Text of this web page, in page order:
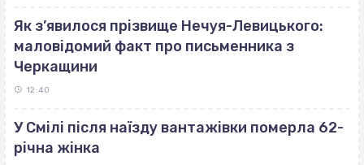
Як з’явилося прізвище Нечуя-Левицького:
маловідомий факт про письменника з
Черкащини
12:40
У Смілі після наїзду вантажівки померла 62-
річна жінка